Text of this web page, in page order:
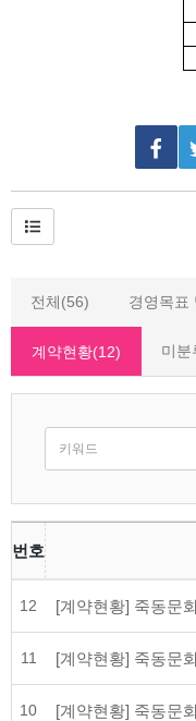
전체(56) 경영목표
계약현황(12) 미분
번호
12 [계약현황] 죽동문
11 [계약현황] 죽동문
10 [계약현황] 죽동문